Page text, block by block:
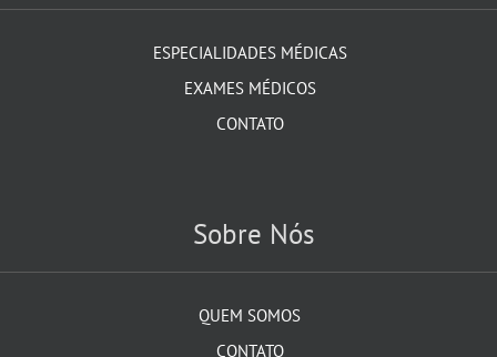
ESPECIALIDADES MÉDICAS
EXAMES MÉDICOS
CONTATO
Sobre Nós
QUEM SOMOS
CONTATO